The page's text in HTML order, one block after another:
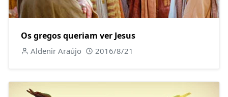
Os gregos queriam ver Jesus
Aldenir Araújo 2016/8/21